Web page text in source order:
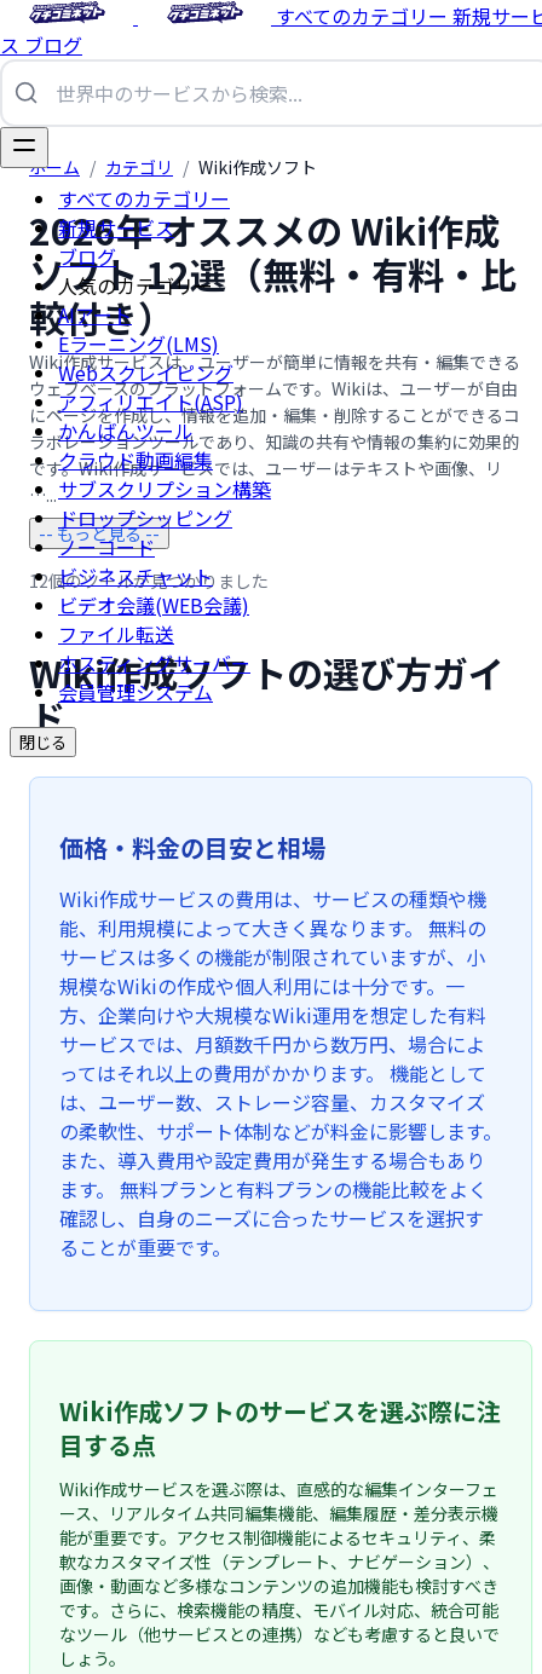
すべてのカテゴリー 新規サー
ス ブログ
すべてのカテゴリー
新規サービス
ブログ
人気のカテゴリー
AIアート
Eラーニング(LMS)
Webスクレイピング
アフィリエイト(ASP)
かんばんツール
クラウド動画編集
サブスクリプション構築
ドロップシッピング
ノーコード
ビジネスチャット
ビデオ会議(WEB会議)
ファイル転送
ホスティングサーバー
会員管理システム
閉じる
ホーム / カテゴリ / Wiki作成ソフト
2026年 オススメの Wiki作成
ソフト 12選（無料・有料・比
較付き）
Wiki作成サービスは、ユーザーが簡単に情報を共有・編集できる
ウェブベースのプラットフォームです。Wikiは、ユーザーが自由
にページを作成し、情報を追加・編集・削除することができるコ
ラボレーションツールであり、知識の共有や情報の集約に効果的
です。Wiki作成サービスでは、ユーザーはテキストや画像、リ
…...
-- もっと見る --
12個のツールが見つかりました
Wiki作成ソフトの選び方ガイ
ド
価格・料金の目安と相場
Wiki作成サービスの費用は、サービスの種類や機
能、利用規模によって大きく異なります。 無料の
サービスは多くの機能が制限されていますが、小
規模なWikiの作成や個人利用には十分です。一
方、企業向けや大規模なWiki運用を想定した有料
サービスでは、月額数千円から数万円、場合によ
ってはそれ以上の費用がかかります。 機能として
は、ユーザー数、ストレージ容量、カスタマイズ
の柔軟性、サポート体制などが料金に影響します。
また、導入費用や設定費用が発生する場合もあり
ます。 無料プランと有料プランの機能比較をよく
確認し、自身のニーズに合ったサービスを選択す
ることが重要です。
Wiki作成ソフトのサービスを選ぶ際に注
目する点
Wiki作成サービスを選ぶ際は、直感的な編集インターフェ
ース、リアルタイム共同編集機能、編集履歴・差分表示機
能が重要です。アクセス制御機能によるセキュリティ、柔
軟なカスタマイズ性（テンプレート、ナビゲーション）、
画像・動画など多様なコンテンツの追加機能も検討すべき
です。さらに、検索機能の精度、モバイル対応、統合可能
なツール（他サービスとの連携）なども考慮すると良いで
しょう。